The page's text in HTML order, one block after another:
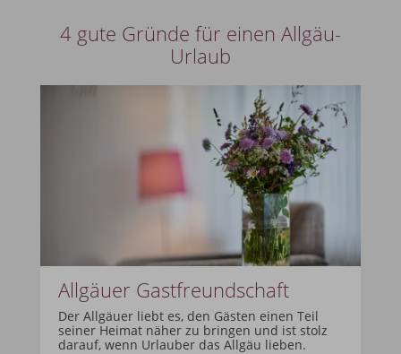
4 gute Gründe für einen Allgäu-
Urlaub
Allgäuer Gastfreundschaft
Der Allgäuer liebt es, den Gästen einen Teil
seiner Heimat näher zu bringen und ist stolz
darauf, wenn Urlauber das Allgäu lieben.